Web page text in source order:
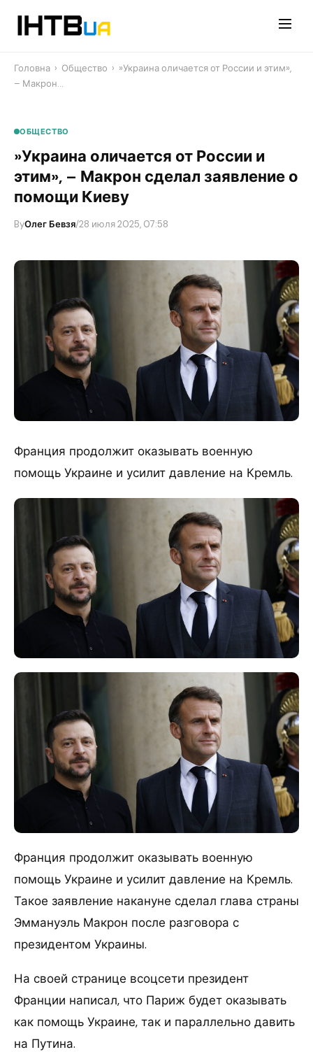
Головна › Общество › ​»Украина оличается от России и этим»,
– Макрон…
ОБЩЕСТВО
​»Украина оличается от России и
этим», – Макрон сделал заявление о
помощи Киеву
ByОлег Бевзя/28 июля 2025, 07:58
Франция продолжит оказывать военную
помощь Украине и усилит давление на Кремль.
Франция продолжит оказывать военную
помощь Украине и усилит давление на Кремль.
Такое заявление накануне сделал глава страны
Эммануэль Макрон после разговора с
президентом Украины.
На своей странице всоцсети президент
Франции написал, что Париж будет оказывать
как помощь Украине, так и параллельно давить
на Путина.